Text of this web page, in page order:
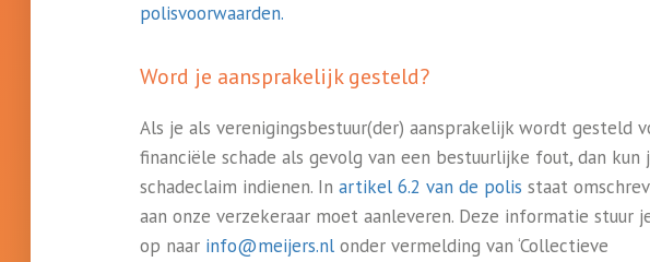
polisvoorwaarden.
Word je aansprakelijk gesteld?
Als je als verenigingsbestuur(der) aansprakelijk wordt gesteld
financiële schade als gevolg van een bestuurlijke fout, dan kun
schadeclaim indienen. In artikel 6.2 van de polis staat
aan onze verzekeraar moet aanleveren. Deze informatie stuur
op naar info@meijers.nlonder vermelding van ‘Collectieve